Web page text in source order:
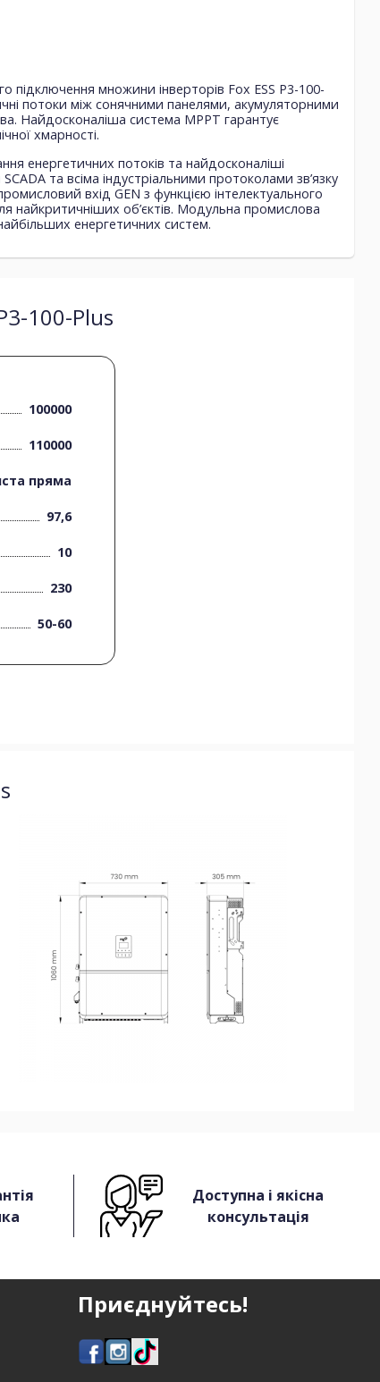
множини інверторів Fox ESS P3-100-
потоки між сонячними панелями, акумуляторними
Найдосконаліша система MPPT гарантує
хмарності.
енергетичних потоків та найдосконаліші
та всіма індустріальними протоколами зв’язку
вхід GEN з функцією інтелектуального
найкритичніших об’єктів. Модульна промислова
енергетичних систем.
100-Plus
100000
110000
пряма
97,6
10
230
50-60
Доступна і якісна
консультація
Приєднуйтесь!